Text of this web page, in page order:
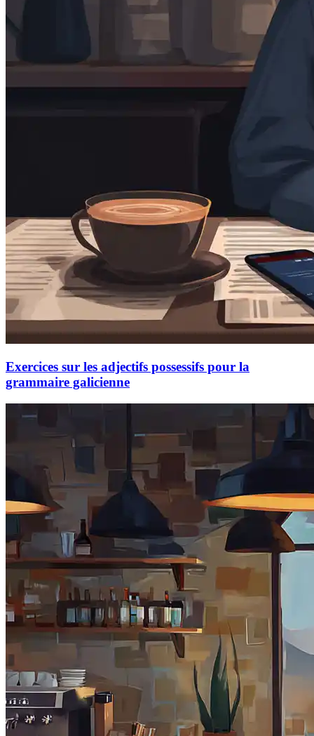
Exercices sur les adjectifs possessifs pour la
grammaire galicienne